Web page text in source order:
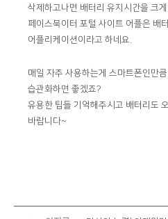
삭제하고나면 배터리 유지시간을 크
페이스북이터 포털 사이트 어플은 배
어플리케이션이라고 하네요.
매일 자주 사용하는게 스마트폰인만
습관화하면 좋겠죠?
유용한 팁들 기억해주시고 배터리도
바랍니다~